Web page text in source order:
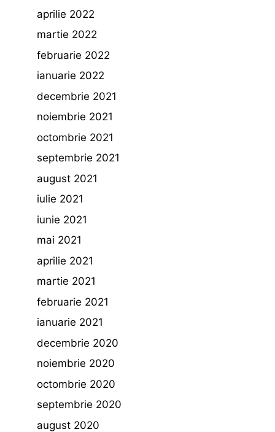
aprilie 2022
martie 2022
februarie 2022
ianuarie 2022
decembrie 2021
noiembrie 2021
octombrie 2021
septembrie 2021
august 2021
iulie 2021
iunie 2021
mai 2021
aprilie 2021
martie 2021
februarie 2021
ianuarie 2021
decembrie 2020
noiembrie 2020
octombrie 2020
septembrie 2020
august 2020